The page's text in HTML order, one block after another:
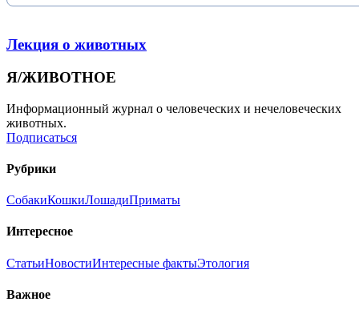
Лекция о животных
Я/ЖИВОТНОЕ
Информационный журнал о человеческих и нечеловеческих
животных.
Подписаться
Рубрики
СобакиКошкиЛошадиПриматы
Интересное
СтатьиНовостиИнтересные фактыЭтология
Важное